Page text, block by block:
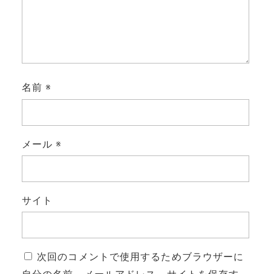
名前※
メール※
サイト
次回のコメントで使用するためブラウザーに